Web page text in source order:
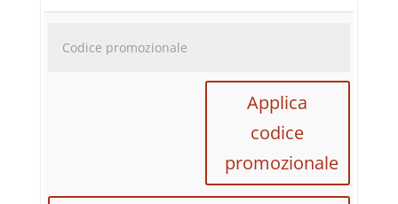
Applica
codice
promozionale